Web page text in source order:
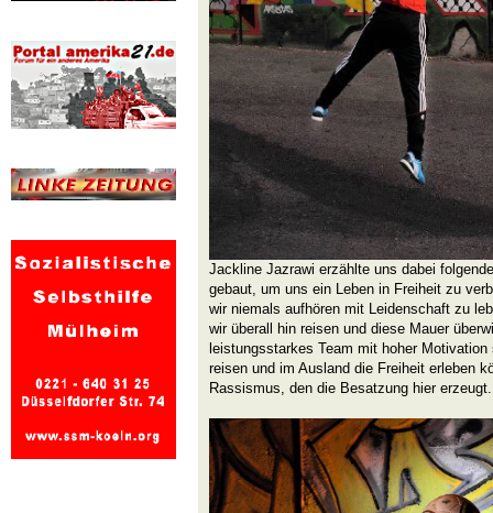
Jackline Jazrawi erzählte uns dabei
gebaut, um uns ein Leben in Freiheit zu
wir niemals aufhören mit Leidenschaft zu
wir überall hin reisen und diese Mauer
leistungsstarkes Team mit hoher
reisen und im Ausland die Freiheit erleben
Rassismus, den die Besatzung hier